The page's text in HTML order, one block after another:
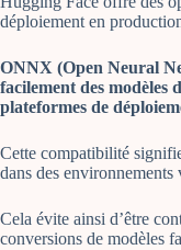
déploiement en
ONNX (Open Neural
facilement des modèles
plateformes de
Cette compatibilité
dans des environnements
Cela évite ainsi d’être
conversions de modèles